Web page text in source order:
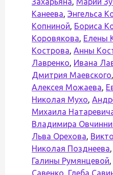
Канеева, Энгельса
Копниной, Бориса
Коровякова, Елены
Кострова, Анны
Лавренко, Ивана
Дмитрия Маевского,
Алексея Можаева,
Николая Мухо,
Михаила
Владимира
Льва Орехова,
Николая Позднеева,
Галины Румянцевой,
Савенко, Глеба